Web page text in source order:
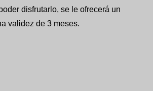
disfrutarlo, se le ofrecerá un
validez de 3 meses.